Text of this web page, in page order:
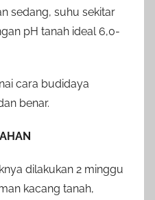
sedang, suhu sekitar
pH tanah ideal 6,0-
cara budidaya
benar.
dilakukan 2 minggu
kacang tanah,